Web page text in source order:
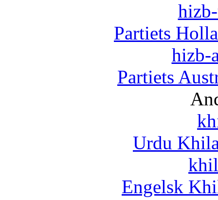
Partiets
hizb-
Partiets
Urdu
Engelsk